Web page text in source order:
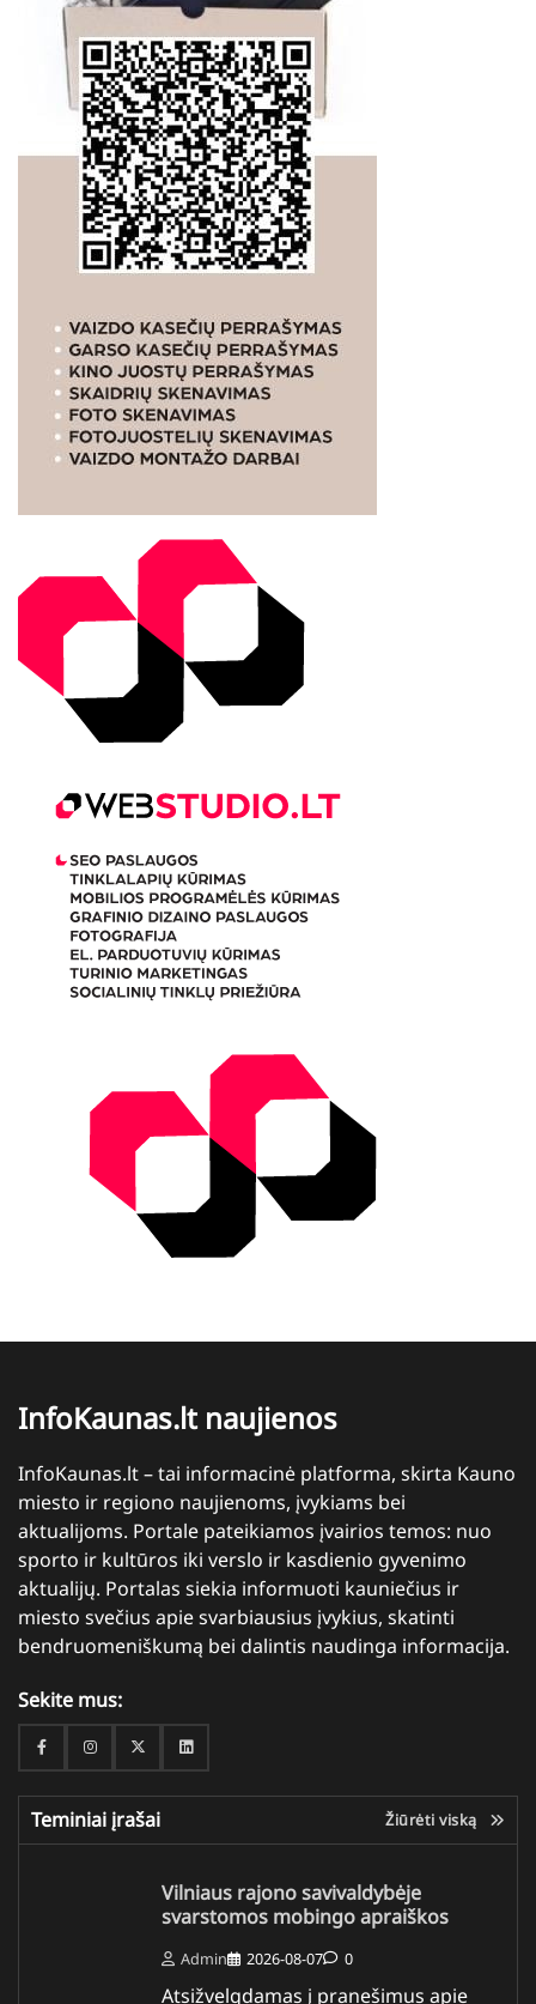
InfoKaunas.lt naujienos
InfoKaunas.lt – tai informacinė platforma, skirta Kauno
miesto ir regiono naujienoms, įvykiams bei
aktualijoms. Portale pateikiamos įvairios temos: nuo
sporto ir kultūros iki verslo ir kasdienio gyvenimo
aktualijų. Portalas siekia informuoti kauniečius ir
miesto svečius apie svarbiausius įvykius, skatinti
bendruomeniškumą bei dalintis naudinga informacija.
Sekite mus:
FacebookInstagramTwitterLinkedin
Teminiai įrašai Žiūrėti viską
Vilniaus rajono savivaldybėje
svarstomos mobingo apraiškos
Admin 2026-08-07 0
Atsižvelgdamas į pranešimus apie